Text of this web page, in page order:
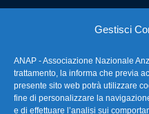
Gestisci
ANAP - Associazione Nazionale
trattamento, la informa che previa
presente sito web potrà utilizzare
fine di personalizzare la
e di effettuare l’analisi sui
FAQ – Domande
La nostra